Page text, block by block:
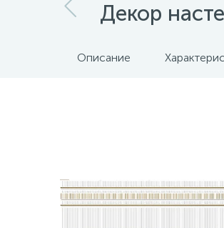
Декор
Описание